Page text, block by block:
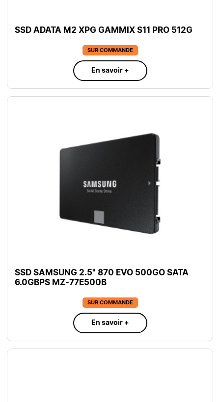
SSD ADATA M2 XPG GAMMIX S11 PRO 512G
SUR COMMANDE
En savoir +
SSD SAMSUNG 2.5" 870 EVO 500GO SATA
6.0GBPS MZ-77E500B
SUR COMMANDE
En savoir +